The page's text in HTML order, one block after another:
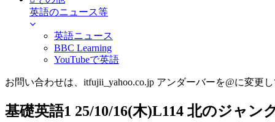
英語のニュース等
英語ニュース
BBC Learning
YouTubeで英語
お問い合わせは、itfujii_yahoo.co.jp アンダーバーを@に変更し
基礎英語1 25/10/16(木)L114 北のジャン